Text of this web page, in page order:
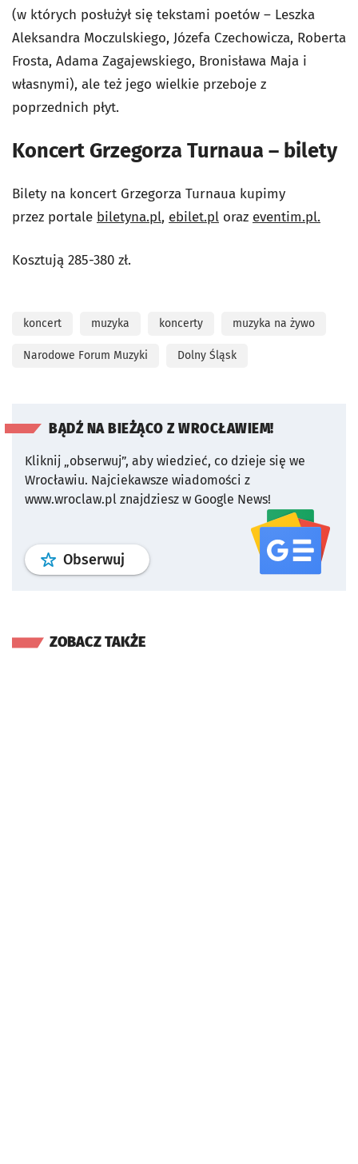
(w których posłużył się tekstami poetów – Leszka
Aleksandra Moczulskiego, Józefa Czechowicza, Roberta
Frosta, Adama Zagajewskiego, Bronisława Maja i
własnymi), ale też jego wielkie przeboje z
poprzednich płyt.
Koncert Grzegorza Turnaua – bilety
Bilety na koncert Grzegorza Turnaua kupimy
przez portale biletyna.pl, ebilet.pl oraz eventim.pl.
Kosztują 285-380 zł.
koncert muzyka koncerty muzyka na żywo
Narodowe Forum Muzyki Dolny Śląsk
BĄDŹ NA BIEŻĄCO Z WROCŁAWIEM!
Kliknij „obserwuj”, aby wiedzieć, co dzieje się we
Wrocławiu. Najciekawsze wiadomości z
www.wroclaw.pl znajdziesz w Google News!
Obserwuj profil serwisu
ZOBACZ TAKŻE